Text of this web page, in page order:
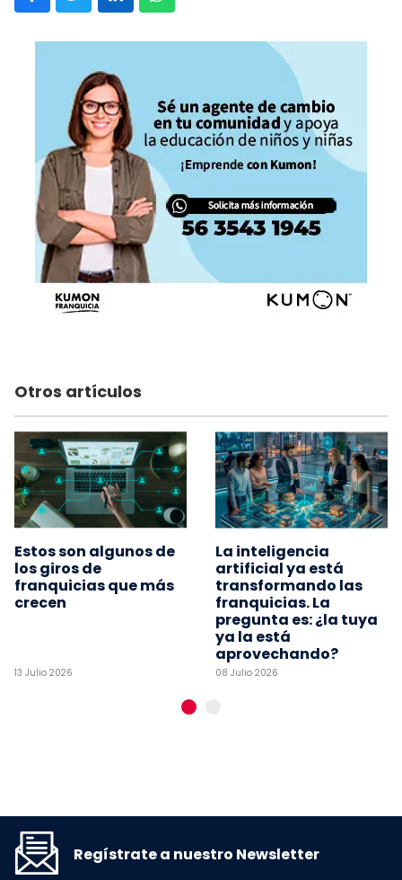
Otros artículos
Estos son algunos de
los giros de
franquicias que más
crecen
13 Julio 2026
La inteligencia
artificial ya está
transformando las
franquicias. La
pregunta es: ¿la tuya
ya la está
aprovechando?
08 Julio 2026
Regístrate a nuestro Newsletter